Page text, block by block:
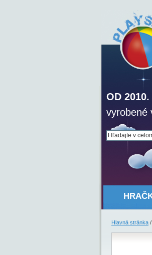
OD
vyrobené
Hlavná stránka /